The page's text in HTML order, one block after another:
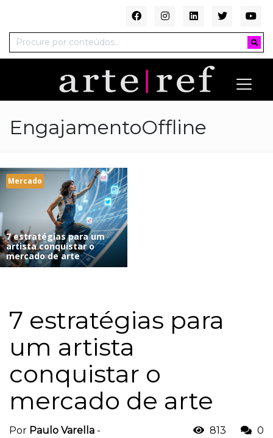
EngajamentoOffline
Mercado
7 estratégias para um
artista conquistar o
mercado de arte
7 estratégias para
um artista
conquistar o
mercado de arte
Por Paulo Varella -
813 0